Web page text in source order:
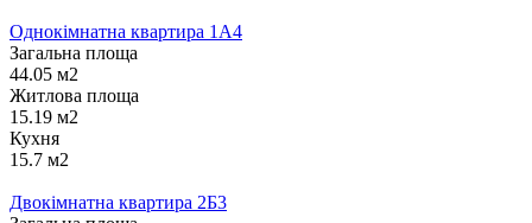
Однокімнатна квартира 1А4
Загальна площа
44.05 м2
Житлова площа
15.19 м2
Кухня
15.7 м2
Двокімнатна квартира 2Б3